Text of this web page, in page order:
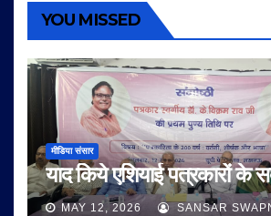
YOU MISSED
मीडिया संसार
याद किये एशियाई पत्रकारों के
MAY 12, 2026 SANSAR